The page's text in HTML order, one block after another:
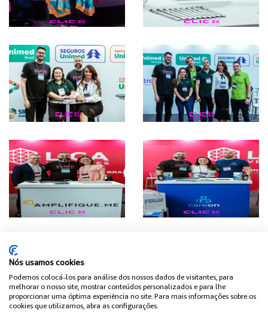
Nós usamos cookies
Podemos colocá-los para análise dos nossos dados de visitantes, para
melhorar o nosso site, mostrar conteúdos personalizados e para lhe
proporcionar uma óptima experiência no site. Para mais informações sobre os
cookies que utilizamos, abra as configurações.